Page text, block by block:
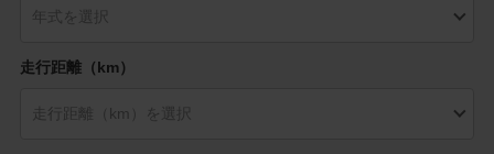
走行距離（km）